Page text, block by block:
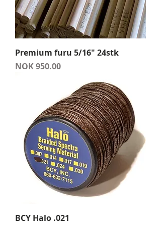
Premium furu 5/16" 24stk
Price
NOK 950.00
BCY Halo .021